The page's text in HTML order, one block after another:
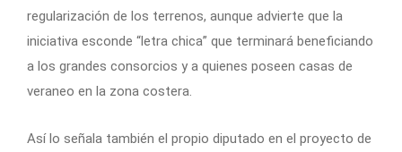
regularización de los terrenos, aunque advierte que la
iniciativa esconde “letra chica” que terminará beneficiando
a los grandes consorcios y a quienes poseen casas de
veraneo en la zona costera.
Así lo señala también el propio diputado en el proyecto de